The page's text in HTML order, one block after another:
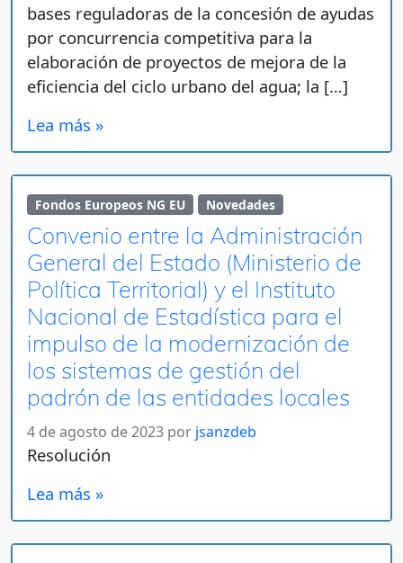
bases reguladoras de la concesión de ayudas
por concurrencia competitiva para la
elaboración de proyectos de mejora de la
eficiencia del ciclo urbano del agua; la […]
Lea más »
Fondos Europeos NG EU Novedades
Convenio entre la Administración
General del Estado (Ministerio de
Política Territorial) y el Instituto
Nacional de Estadística para el
impulso de la modernización de
los sistemas de gestión del
padrón de las entidades locales
4 de agosto de 2023 por jsanzdeb
Resolución
Lea más »